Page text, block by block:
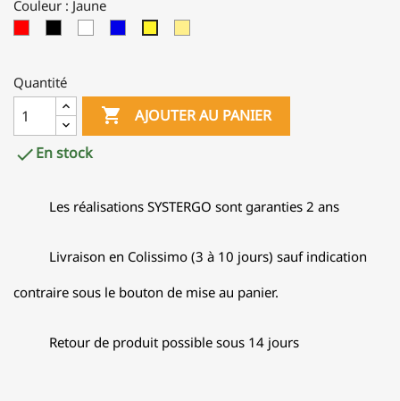
Couleur : Jaune
Quantité
 AJOUTER AU PANIER
En stock
Les réalisations SYSTERGO sont garanties 2 ans
Livraison en Colissimo (3 à 10 jours) sauf indication
contraire sous le bouton de mise au panier.
Retour de produit possible sous 14 jours